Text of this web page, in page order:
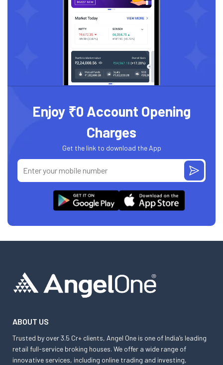
Enjoy ₹0 Account Opening
Charges
Get the link to download the App
ABOUT US
Trusted by over 3.5 Cr+ clients, Angel One is one of India’s leading
retail full-service broking houses. We offer a wide range of
innovative services, including online trading and investing,